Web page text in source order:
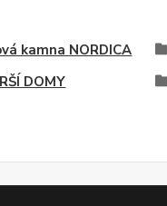
kamna NORDICA
DOMY